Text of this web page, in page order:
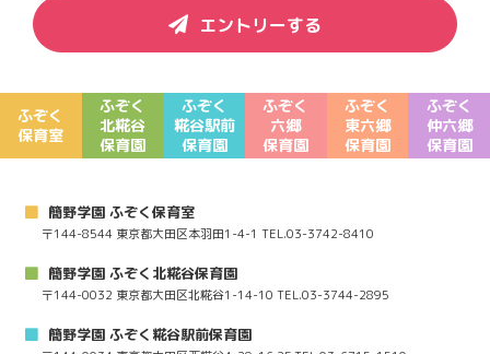
エントリーする
ふぞく
保育室
ふぞく
北糀谷
保育園
ふぞく
糀谷駅前
保育園
ふぞく
六郷
保育園
ふぞく
東六郷
保育園
ふぞく
仲六郷
保育園
簡野学園 ふぞく保育室
〒144-8544 東京都大田区本羽田1-4-1 TEL.03-3742-8410
簡野学園 ふぞく北糀谷保育園
〒144-0032 東京都大田区北糀谷1-14-10 TEL.03-3744-2895
簡野学園 ふぞく糀谷駅前保育園